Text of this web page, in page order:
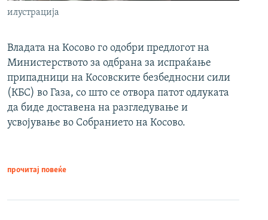
илустрација
Владата на Косово го одобри предлогот на
Министерството за одбрана за испраќање
припадници на Косовските безбедносни сили
(КБС) во Газа, со што се отвора патот одлуката
да биде доставена на разгледување и
усвојување во Собранието на Косово.
прочитај повеќе